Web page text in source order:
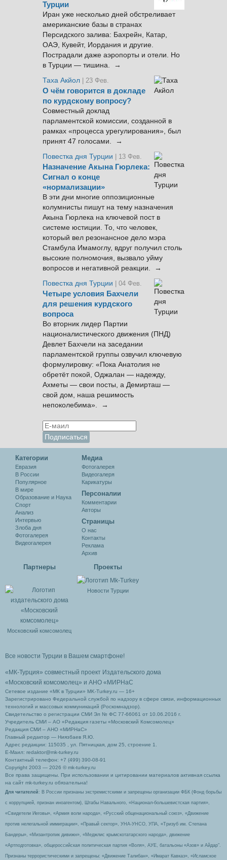
Турции
Иран уже несколько дней обстреливает
американские базы в странах
Персидского залива: Бахрейн, Катар,
ОАЭ, Кувейт, Иордания и другие.
Пострадали даже аэропорты и отели. Но
в Турции — тишина. →
Таха Акйол | 23 Фев.
О чём говорится в докладе
по курдскому вопросу?
Совместный доклад
парламентской комиссии, созданной в
рамках «процесса урегулирования», был
принят 47 голосами. →
Повестка дня Турции
| 13 Фев.
Назначение Акына Гюрлека:
Сигнал о конце
«нормализации»
В эти дни многие оппозиционные
колумнисты пишут на тему назначения
Акына Гюрлека на ключевой пост в
системе юстиции. То, что человек,
который вел резонансное дело мэра
Стамбула Имамоглу, вдруг получил столь
высокие полномочия, вызвало уйму
вопросов и негативной реакции. →
Повестка дня Турции
| 04 Фев.
Четыре условия Бахчели
для решения курдского
вопроса
Во вторник лидер Партии
националистического движения (ПНД)
Девлет Бахчели на заседании
парламентской группы озвучил ключевую
формулировку: «Пока Анатолия не
обретёт покой, Оджалан — надежду,
Ахметы — свои посты, а Демирташ —
свой дом, наша решимость
непоколебима». →
Категории
Евразия
В России
Популярное
В мире
Образование и Наука
Спорт
Анализ
Интервью
Злоба дня
Фотогалерея
Видеогалерея
Медиа
Фотогалерея
Видеогалеря
Карикатуры
Персоналии
Комментарии
Авторы
Cтраницы
О нас
Контакты
Реклама
Архив
Партнеры
Московский комсомолец
Проекты
Новости Турции
Все новости Турции в Вашем смартфоне!
«МК-Турция» совместный проект Издательского дома
«Московский комсомолец» и АНО «МИРНаС
Сетевое издание «МК в Турции» MK-Turkey.ru — 16+
Зарегистрировано Федеральной службой по надзору в сфере связи, информационных
технологий и массовых коммуникаций (Роскомнадзор).
Свидетельство о регистрации СМИ Эл № ФС 77-66061 от 10.06.2016 г.
Учредитель СМИ – АО «Редакция газеты «Московский Комсомолец»
Редакция СМИ – АНО «МИРНаС»
Главный редактор — Ниязбаев Я.Ю.
Адрес редакции: 115035 , ул. Пятницкая, дом 25, строение 1.
Е-Маил: redaktor@mk-turkey.ru
Контактный телефон: +7 (499) 390-08-91
Copyright 2003 — 2026 © mk-turkey.ru
Все права защищены. При использовании и цитировании материалов активная ссылка
на сайт mk-turkey.ru обязательна!
Для читателей : В России признаны экстремистскими и запрещены организации ФБК (Фонд борьбы
с коррупцией, признан иноагентом), Штабы Навального, «Национал-большевистская партия»,
«Свидетели Иеговы», «Армия воли народа», «Русский общенациональный союз», «Движение
против нелегальной иммиграции», «Правый сектор», УНА-УНСО, УПА, «Тризуб им. Степана
Бандеры», «Мизантропик дивижн», «Меджлис крымскотатарского народа», движение
«Артподготовка», общероссийская политическая партия «Воля», АУЕ, батальоны «Азов» и Айдар″.
Признаны террористическими и запрещены: «Движение Талибан», «Имарат Кавказ», «Исламское